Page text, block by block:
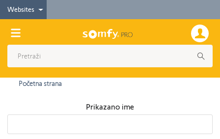
Websites
Početna strana
Prikazano ime